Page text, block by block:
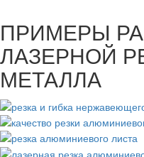
ПРИМЕРЫ
ЛАЗЕРНОЙ
МЕТАЛЛА